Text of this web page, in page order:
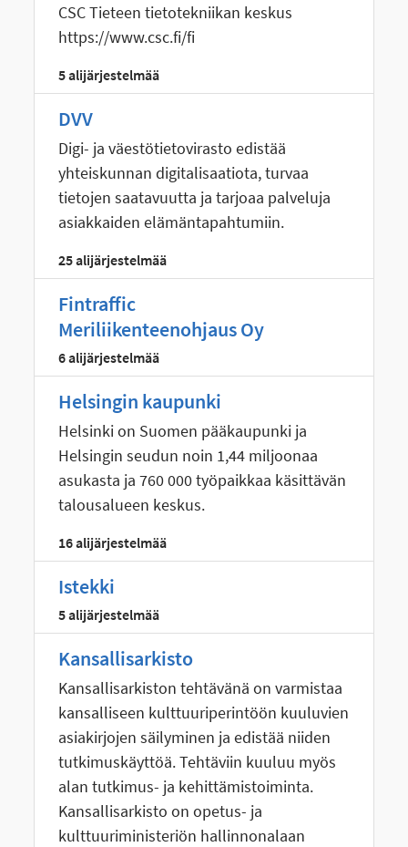
CSC Tieteen tietotekniikan keskus
https://www.csc.fi/fi
5 alijärjestelmää
DVV
Digi- ja väestötietovirasto edistää
yhteiskunnan digitalisaatiota, turvaa
tietojen saatavuutta ja tarjoaa palveluja
asiakkaiden elämäntapahtumiin.
25 alijärjestelmää
Fintraffic
Meriliikenteenohjaus Oy
6 alijärjestelmää
Helsingin kaupunki
Helsinki on Suomen pääkaupunki ja
Helsingin seudun noin 1,44 miljoonaa
asukasta ja 760 000 työpaikkaa käsittävän
talousalueen keskus.
16 alijärjestelmää
Istekki
5 alijärjestelmää
Kansallisarkisto
Kansallisarkiston tehtävänä on varmistaa
kansalliseen kulttuuriperintöön kuuluvien
asiakirjojen säilyminen ja edistää niiden
tutkimuskäyttöä. Tehtäviin kuuluu myös
alan tutkimus- ja kehittämistoiminta.
Kansallisarkisto on opetus- ja
kulttuuriministeriön hallinnonalaan